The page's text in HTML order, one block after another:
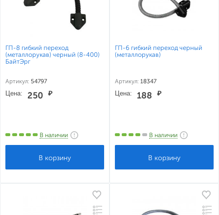
ГП-8 гибкий переход
(металлорукав) черный (8-400)
БайтЭрг
Артикул: 54797
Цена: 250 ₽
В наличии
ГП-6 гибкий переход черный
(металлорукав)
Артикул: 18347
Цена: 188 ₽
В наличии